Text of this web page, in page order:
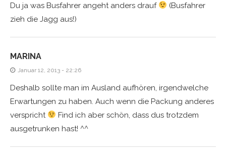
Du ja was Busfahrer angeht anders drauf
(Busfahrer
zieh die Jagg aus!)
MARINA
Januar 12, 2013 - 22:26
Deshalb sollte man im Ausland aufhören, irgendwelche
Erwartungen zu haben. Auch wenn die Packung anderes
verspricht
Find ich aber schön, dass dus trotzdem
ausgetrunken hast! ^^